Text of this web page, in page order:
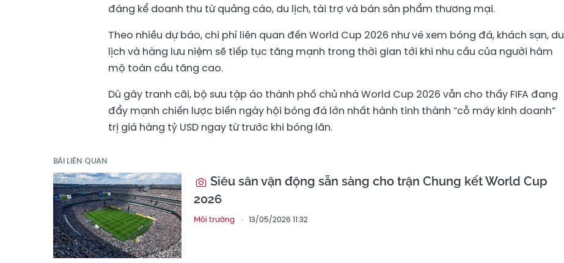
đáng kể doanh thu từ quảng cáo, du lịch, tài trợ và bán sản phẩm thương mại.
Theo nhiều dự báo, chi phí liên quan đến World Cup 2026 như vé xem bóng đá, khách sạn, du
lịch và hàng lưu niệm sẽ tiếp tục tăng mạnh trong thời gian tới khi nhu cầu của người hâm
mộ toàn cầu tăng cao.
Dù gây tranh cãi, bộ sưu tập áo thành phố chủ nhà World Cup 2026 vẫn cho thấy FIFA đang
đẩy mạnh chiến lược biến ngày hội bóng đá lớn nhất hành tinh thành “cỗ máy kinh doanh”
trị giá hàng tỷ USD ngay từ trước khi bóng lăn.
BÀI LIÊN QUAN
Siêu sân vận động sẵn sàng cho trận Chung kết World Cup
2026
Môi trường 13/05/2026 11:32